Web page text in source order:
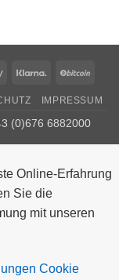
Google
Klarna
IMPRESSUM
(0)676 6882000
Online-Erfahrung
Sie die
mit unseren
Cookie